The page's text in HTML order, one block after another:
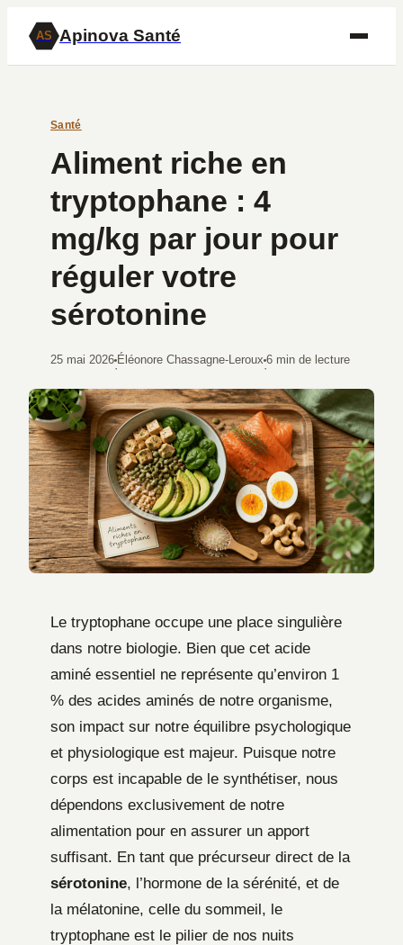
AS Apinova Santé
Santé
Aliment riche en
tryptophane : 4
mg/kg par jour pour
réguler votre
sérotonine
25 mai 2026
·
Éléonore Chassagne-Leroux
·
6 min de lecture
Le tryptophane occupe une place singulière
dans notre biologie. Bien que cet acide
aminé essentiel ne représente qu’environ 1
% des acides aminés de notre organisme,
son impact sur notre équilibre psychologique
et physiologique est majeur. Puisque notre
corps est incapable de le synthétiser, nous
dépendons exclusivement de notre
alimentation pour en assurer un apport
suffisant. En tant que précurseur direct de la
sérotonine, l’hormone de la sérénité, et de
la mélatonine, celle du sommeil, le
tryptophane est le pilier de nos nuits